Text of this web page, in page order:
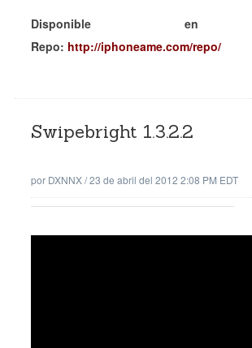
Disponible en
Repo: http://iphoneame.com/repo/
Swipebright 1.3.2.2
por DXNNX/23 de abril del 2012 2:08 PM EDT